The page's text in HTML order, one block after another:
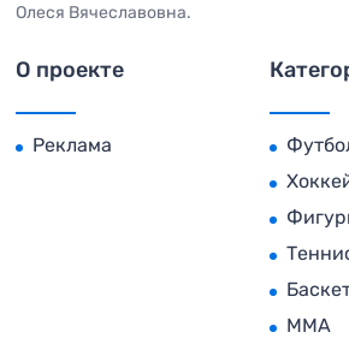
Олеся Вячеславовна.
О проекте
Реклама
MMA